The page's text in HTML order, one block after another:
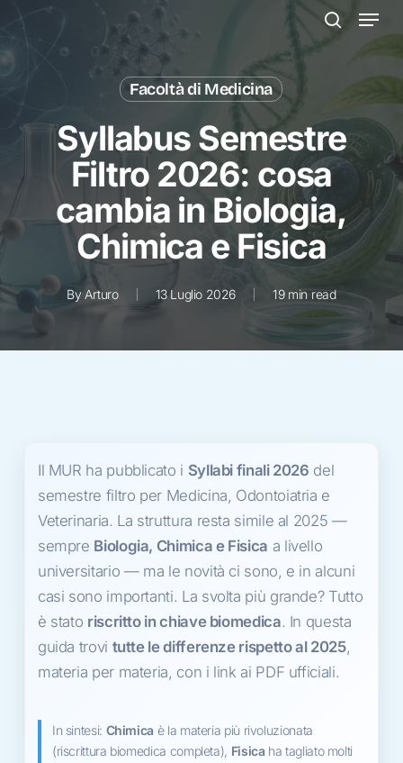
to
search
Menu
Facoltà di Medicina
Syllabus Semestre
Filtro 2026: cosa
cambia in Biologia,
Chimica e Fisica
By Arturo 13 Luglio 2026 19 min read
Il MUR ha pubblicato i Syllabi finali 2026 del
semestre filtro per Medicina, Odontoiatria e
Veterinaria. La struttura resta simile al 2025 —
sempre Biologia, Chimica e Fisica a livello
universitario — ma le novità ci sono, e in alcuni
casi sono importanti. La svolta più grande? Tutto
è stato riscritto in chiave biomedica. In questa
guida trovi tutte le differenze rispetto al 2025,
materia per materia, con i link ai PDF ufficiali.
In sintesi: Chimica è la materia più rivoluzionata
(riscrittura biomedica completa), Fisica ha tagliato molti